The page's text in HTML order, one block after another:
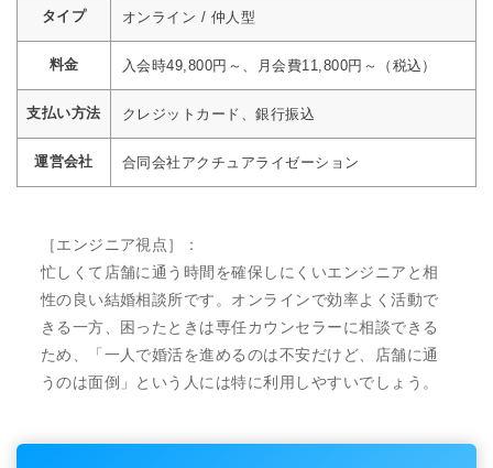
タイプ オンライン / 仲人型
料金 入会時49,800円～、月会費11,800円～（税込）
支払い方法 クレジットカード、銀行振込
運営会社 合同会社アクチュアライゼーション
［エンジニア視点］：
忙しくて店舗に通う時間を確保しにくいエンジニアと相
性の良い結婚相談所です。オンラインで効率よく活動で
きる一方、困ったときは専任カウンセラーに相談できる
ため、「一人で婚活を進めるのは不安だけど、店舗に通
うのは面倒」という人には特に利用しやすいでしょう。